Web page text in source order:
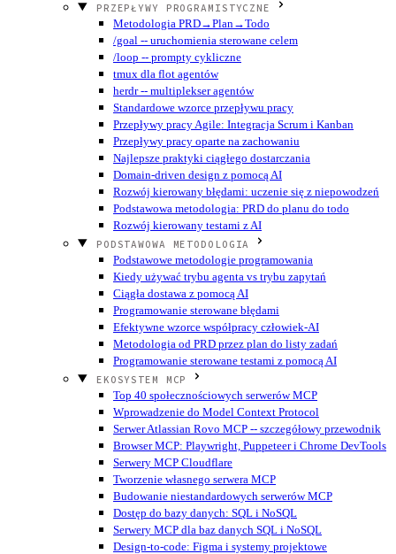
PRZEPŁYWY PROGRAMISTYCZNE
Metodologia PRD→Plan→Todo
/goal -- uruchomienia sterowane celem
/loop -- prompty cykliczne
tmux dla flot agentów
herdr -- multiplekser agentów
Standardowe wzorce przepływu pracy
Przepływy pracy Agile: Integracja Scrum i Kanban
Przepływy pracy oparte na zachowaniu
Najlepsze praktyki ciągłego dostarczania
Domain-driven design z pomocą AI
Rozwój kierowany błędami: uczenie się z niepowodzeń
Podstawowa metodologia: PRD do planu do todo
Rozwój kierowany testami z AI
PODSTAWOWA METODOLOGIA
Podstawowe metodologie programowania
Kiedy używać trybu agenta vs trybu zapytań
Ciągła dostawa z pomocą AI
Programowanie sterowane błędami
Efektywne wzorce współpracy człowiek-AI
Metodologia od PRD przez plan do listy zadań
Programowanie sterowane testami z pomocą AI
EKOSYSTEM MCP
Top 40 społecznościowych serwerów MCP
Wprowadzenie do Model Context Protocol
Serwer Atlassian Rovo MCP -- szczegółowy przewodnik
Browser MCP: Playwright, Puppeteer i Chrome DevTools
Serwery MCP Cloudflare
Tworzenie własnego serwera MCP
Budowanie niestandardowych serwerów MCP
Dostęp do bazy danych: SQL i NoSQL
Serwery MCP dla baz danych SQL i NoSQL
Design-to-code: Figma i systemy projektowe